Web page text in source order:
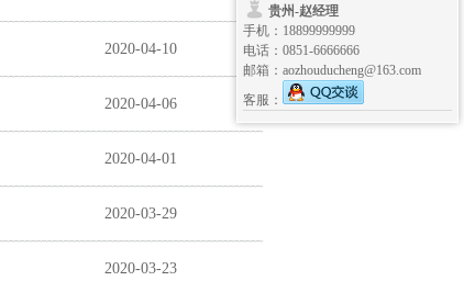
2020-04-10
2020-04-06
2020-04-01
2020-03-29
2020-03-23
贵州-赵经理
手机：18899999999
电话：0851-6666666
邮箱：aozhouducheng@163.com
客服：